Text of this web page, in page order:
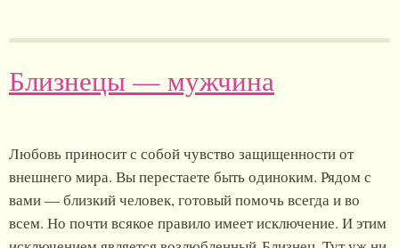
Близнецы — мужчина
Любовь приносит с собой чувство защищенности от
внешнего мира. Вы перестаете быть одиноким. Рядом с
вами — близкий человек, готовый помочь всегда и во
всем. Но почти всякое правило имеет исключение. И этим